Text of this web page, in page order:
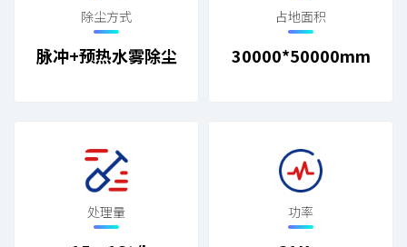
除尘方式
脉冲+预热水雾除尘
占地面积
30000*50000mm
处理量 功率